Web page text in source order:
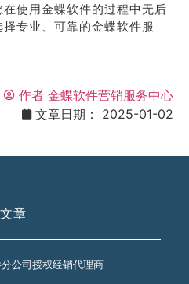
使用金蝶软件的过程中无后
专业、可靠的金蝶软件服
作者 金蝶软件营销服务中心
文章日期：
2025-01-02
文章
公司授权经销代理商